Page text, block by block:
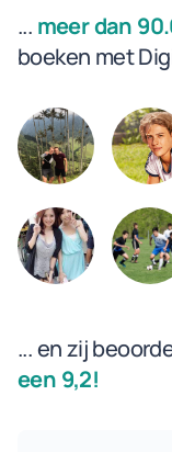
... meer dan
boeken met
... en zij
een 9,2!